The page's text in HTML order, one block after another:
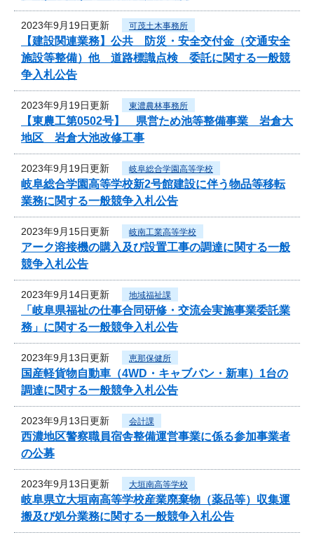
2023年9月19日更新 可茂土木事務所
【建設関連業務】公共 防災・安全交付金（交通安全
施設等整備）他 道路標識点検 委託に関する一般競
争入札公告
2023年9月19日更新 東濃農林事務所
【東農工第0502号】 県営ため池等整備事業 岩倉大
地区 岩倉大池改修工事
2023年9月19日更新 岐阜総合学園高等学校
岐阜総合学園高等学校新2号館建設に伴う物品等移転
業務に関する一般競争入札公告
2023年9月15日更新 岐南工業高等学校
アーク溶接機の購入及び設置工事の調達に関する一般
競争入札公告
2023年9月14日更新 地域福祉課
「岐阜県福祉の仕事合同研修・交流会実施事業委託業
務」に関する一般競争入札公告
2023年9月13日更新 恵那保健所
国産軽貨物自動車（4WD・キャブバン・新車）1台の
調達に関する一般競争入札公告
2023年9月13日更新 会計課
西濃地区警察職員宿舎整備運営事業に係る参加事業者
の公募
2023年9月13日更新 大垣南高等学校
岐阜県立大垣南高等学校産業廃棄物（薬品等）収集運
搬及び処分業務に関する一般競争入札公告